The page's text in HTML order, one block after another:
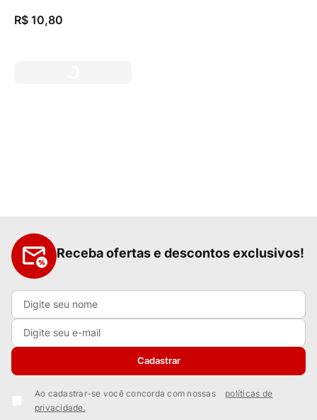
R$ 10,80
Receba ofertas e descontos exclusivos!
Cadastrar
Ao cadastrar-se você concorda com nossas
políticas de
privacidade.